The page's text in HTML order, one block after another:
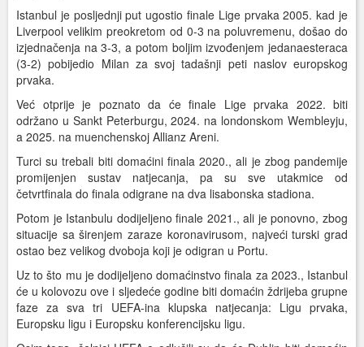
Istanbul je posljednji put ugostio finale Lige prvaka 2005. kad je
Liverpool velikim preokretom od 0-3 na poluvremenu, došao do
izjednačenja na 3-3, a potom boljim izvođenjem jedanaesteraca
(3-2) pobijedio Milan za svoj tadašnji peti naslov europskog
prvaka.
Već otprije je poznato da će finale Lige prvaka 2022. biti
održano u Sankt Peterburgu, 2024. na londonskom Wembleyju,
a 2025. na muenchenskoj Allianz Areni.
Turci su trebali biti domaćini finala 2020., ali je zbog pandemije
promijenjen sustav natjecanja, pa su sve utakmice od
četvrtfinala do finala odigrane na dva lisabonska stadiona.
Potom je Istanbulu dodijeljeno finale 2021., ali je ponovno, zbog
situacije sa širenjem zaraze koronavirusom, najveći turski grad
ostao bez velikog dvoboja koji je odigran u Portu.
Uz to što mu je dodijeljeno domaćinstvo finala za 2023., Istanbul
će u kolovozu ove i sljedeće godine biti domaćin ždrijeba grupne
faze za sva tri UEFA-ina klupska natjecanja: Ligu prvaka,
Europsku ligu i Europsku konferencijsku ligu.